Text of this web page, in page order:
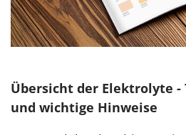
Übersicht der Elektrolyte -
und wichtige Hinweise